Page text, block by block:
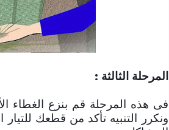
المرحلة الثالثة :
فى هذه المرحلة قم بنزع الغطاء
ونكرر التنبيه تأكد من قطعك